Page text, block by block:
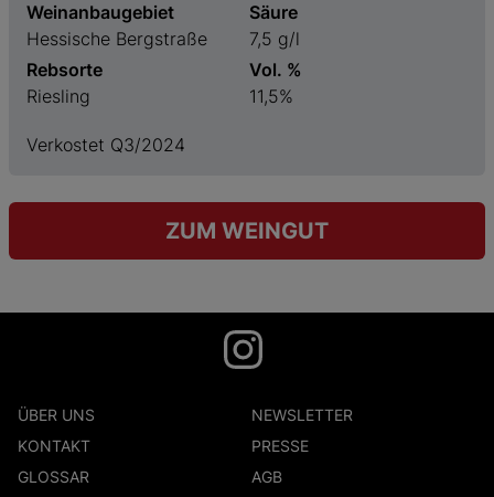
Weinanbaugebiet
Hessische Bergstraße
Säure
7,5 g/l
Rebsorte
Riesling
Vol. %
11,5%
Verkostet Q3/2024
ZUM WEINGUT
ÜBER UNS
NEWSLETTER
KONTAKT
PRESSE
GLOSSAR
AGB